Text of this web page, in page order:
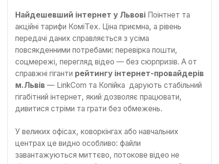
Найдешевший інтернет у Львові Поінтнет та
акційні тарифи КоміТех. Ціна приємна, а рівень
передачі даних справляється з усіма
повсякденними потребами: перевірка пошти,
соцмережі, перегляд відео — без сюрпризів. А от
справжні гіганти рейтингу інтернет-провайдерів
м.Львів — LinkCom та Копійка дарують стабільний
гігабітний інтернет, який дозволяє працювати,
дивитися стріми та грати без обмежень.
У великих офісах, коворкінгах або навчальних
центрах це видно особливо: файли
завантажуються миттєво, потокове відео не